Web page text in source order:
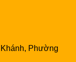
Phường